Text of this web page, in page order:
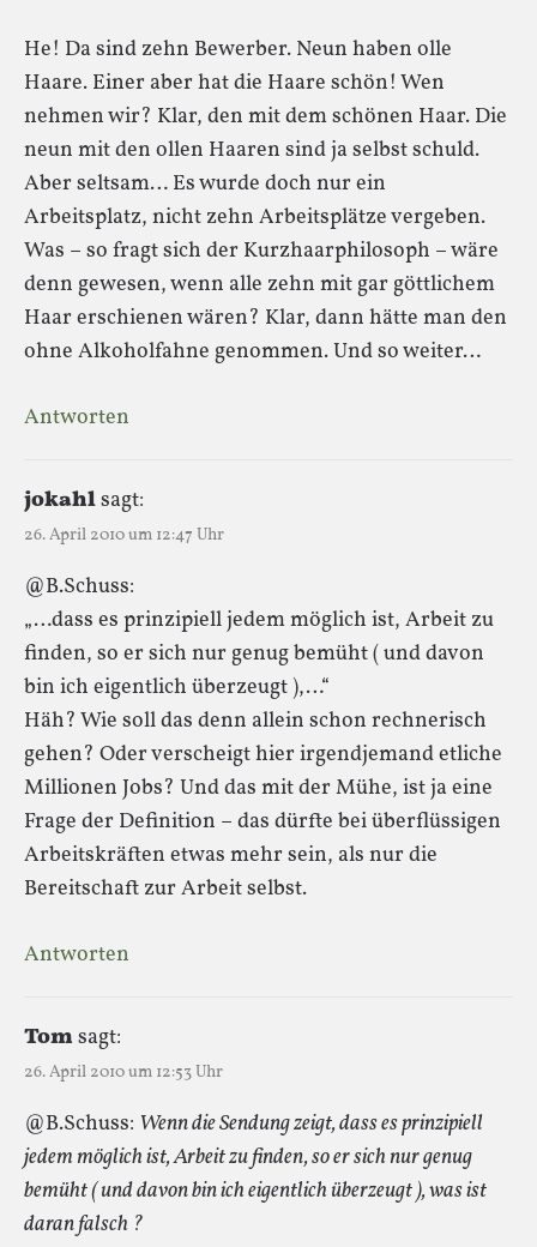
He! Da sind zehn Bewerber. Neun haben olle
Haare. Einer aber hat die Haare schön! Wen
nehmen wir? Klar, den mit dem schönen Haar. Die
neun mit den ollen Haaren sind ja selbst schuld.
Aber seltsam… Es wurde doch nur ein
Arbeitsplatz, nicht zehn Arbeitsplätze vergeben.
Was – so fragt sich der Kurzhaarphilosoph – wäre
denn gewesen, wenn alle zehn mit gar göttlichem
Haar erschienen wären? Klar, dann hätte man den
ohne Alkoholfahne genommen. Und so weiter…
Antworten
jokahlsagt:
26. April 2010 um 12:47 Uhr
@B.Schuss:
„…dass es prinzipiell jedem möglich ist, Arbeit zu
finden, so er sich nur genug bemüht ( und davon
bin ich eigentlich überzeugt ),…“
Häh? Wie soll das denn allein schon rechnerisch
gehen? Oder verscheigt hier irgendjemand etliche
Millionen Jobs? Und das mit der Mühe, ist ja eine
Frage der Definition – das dürfte bei überflüssigen
Arbeitskräften etwas mehr sein, als nur die
Bereitschaft zur Arbeit selbst.
Antworten
Tomsagt:
26. April 2010 um 12:53 Uhr
@B.Schuss: Wenn die Sendung zeigt, dass es prinzipiell
jedem möglich ist, Arbeit zu finden, so er sich nur genug
bemüht ( und davon bin ich eigentlich überzeugt ), was ist
daran falsch ?